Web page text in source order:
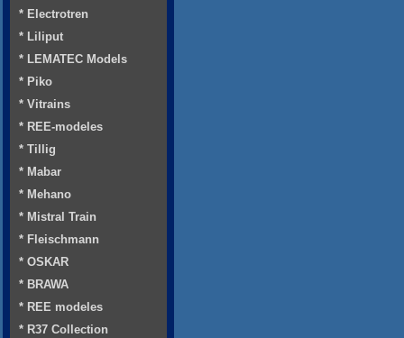
* Electrotren
* Liliput
* LEMATEC Models
* Piko
* Vitrains
* REE-modeles
* Tillig
* Mabar
* Mehano
* Mistral Train
* Fleischmann
* OSKAR
* BRAWA
* REE modeles
* R37 Collection